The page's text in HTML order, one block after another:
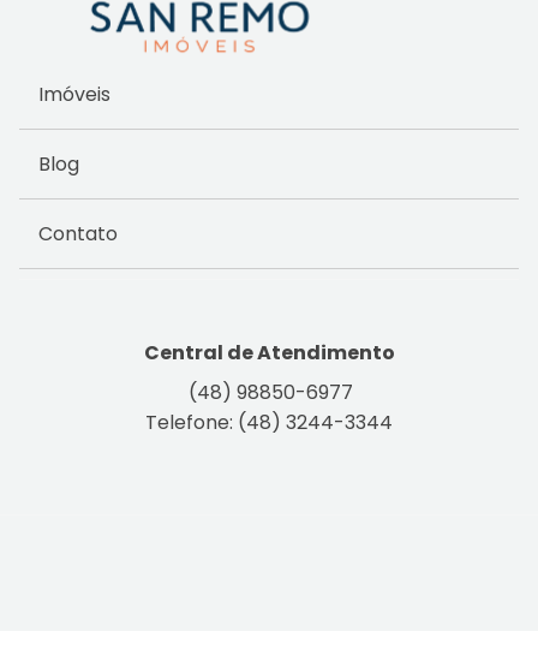
Imóveis
Blog
Contato
Central de Atendimento
(48) 98850-6977
Telefone: (48) 3244-3344